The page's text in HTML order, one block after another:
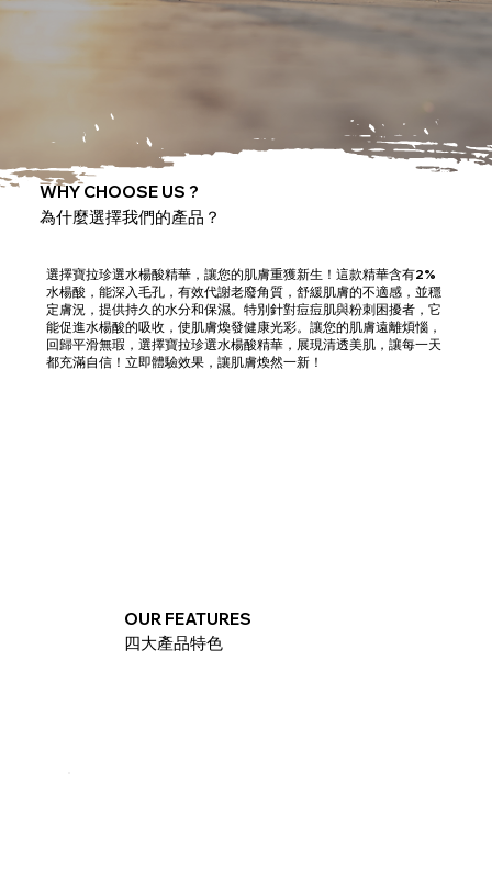
WHY CHOOSE US ?
為什麼選擇我們的產品？
選擇寶拉珍選水楊酸精華，讓您的肌膚重獲新生！這款精華含有2%
水楊酸，能深入毛孔，有效代謝老廢角質，舒緩肌膚的不適感，並穩
定膚況，提供持久的水分和保濕。特別針對痘痘肌與粉刺困擾者，它
能促進水楊酸的吸收，使肌膚煥發健康光彩。讓您的肌膚遠離煩惱，
回歸平滑無瑕，選擇寶拉珍選水楊酸精華，展現清透美肌，讓每一天
都充滿自信！立即體驗效果，讓肌膚煥然一新！
OUR FEATURES
四大產品特色